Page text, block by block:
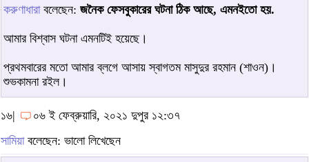
করুণাধারাবলেছেন: জনৈক ফেসবুকারের ঘটনা ঠিক আছে, এমনইতো হয়.
আমার বিশ্বাস ঘটনা এমনটিই হয়েছে।
প্রথমবারের মতো আমার ব্লগে আসায় স্বাগতম মাসুদুর রহমান (শাওন)।
শুভকামনা রইল।
১৬|
০৬ ই ফেব্রুয়ারি, ২০২১ দুপুর ১২:৩৭
সামিয়াবলেছেন: ভালো লিখেছেন